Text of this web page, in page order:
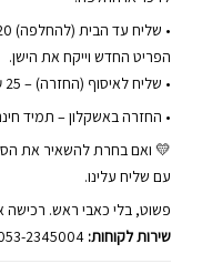
הפריט החדש וייקח את הישן.
• שליח לאיסוף (החזרה) – 25 ₪
• החזרה באשקלון – תמיד
💛 ואם בחרת להשאיר את
עם שליח עלינו.
פשוט, בלי כאבי ראש. רכישה
שירות לקוחות: 2345004